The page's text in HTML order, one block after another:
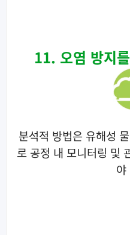
11. 오염 방지
분석적 방법은 유해성
로 공정 내 모니터링 및
야